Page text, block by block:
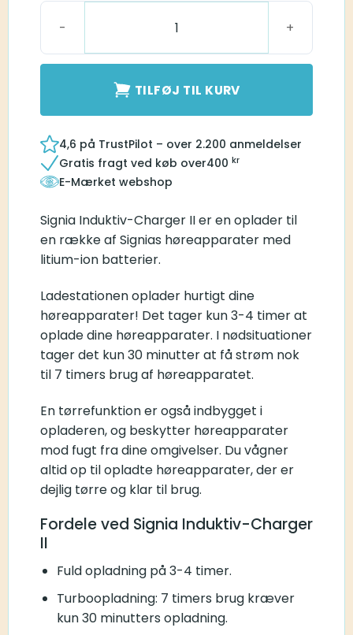
TILFØJ TIL KURV
4,6 på TrustPilot – over 2.200 anmeldelser
Gratis fragt ved køb over400 kr
E-Mærket webshop
Signia Induktiv-Charger II er en oplader til
en række af Signias høreapparater med
litium-ion batterier.
Ladestationen oplader hurtigt dine
høreapparater! Det tager kun 3-4 timer at
oplade dine høreapparater. I nødsituationer
tager det kun 30 minutter at få strøm nok
til 7 timers brug af høreapparatet.
En tørrefunktion er også indbygget i
opladeren, og beskytter høreapparater
mod fugt fra dine omgivelser. Du vågner
altid op til opladte høreapparater, der er
dejlig tørre og klar til brug.
Fordele ved Signia Induktiv-Charger
II
Fuld opladning på 3-4 timer.
Turboopladning: 7 timers brug kræver
kun 30 minutters opladning.